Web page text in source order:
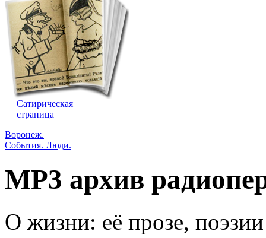
Сатирическая
страница
Воронеж.
События. Люди.
MP3 архив
О жизни: её прозе,